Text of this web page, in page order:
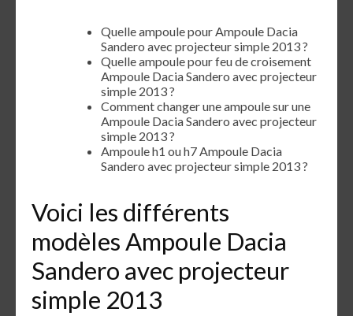
Quelle ampoule pour Ampoule Dacia
Sandero avec projecteur simple 2013 ?
Quelle ampoule pour feu de croisement
Ampoule Dacia Sandero avec projecteur
simple 2013 ?
Comment changer une ampoule sur une
Ampoule Dacia Sandero avec projecteur
simple 2013 ?
Ampoule h1 ou h7 Ampoule Dacia
Sandero avec projecteur simple 2013 ?
Voici les différents
modèles Ampoule Dacia
Sandero avec projecteur
simple 2013